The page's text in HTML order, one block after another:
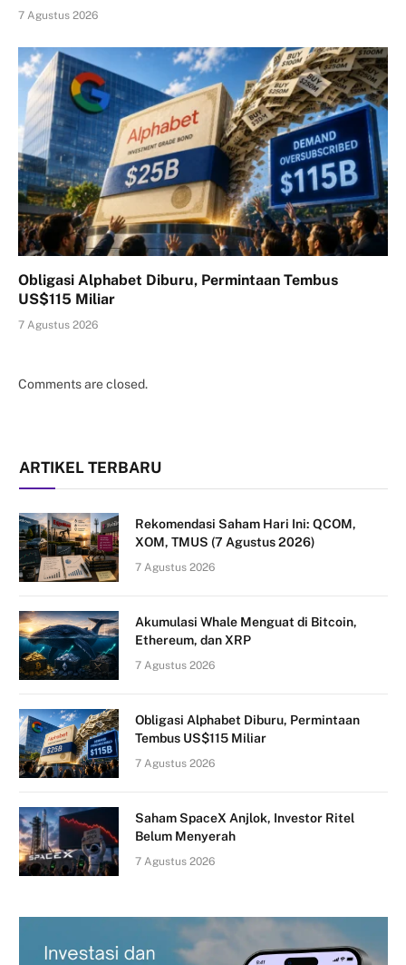
7 Agustus 2026
Obligasi Alphabet Diburu, Permintaan Tembus
US$115 Miliar
7 Agustus 2026
Comments are closed.
ARTIKEL TERBARU
Rekomendasi Saham Hari Ini: QCOM,
XOM, TMUS (7 Agustus 2026)
7 Agustus 2026
Akumulasi Whale Menguat di Bitcoin,
Ethereum, dan XRP
7 Agustus 2026
Obligasi Alphabet Diburu, Permintaan
Tembus US$115 Miliar
7 Agustus 2026
Saham SpaceX Anjlok, Investor Ritel
Belum Menyerah
7 Agustus 2026